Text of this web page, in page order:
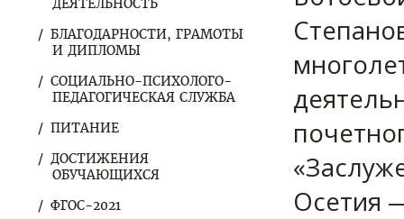
ДЕЯТЕЛЬНОСТЬ
БЛАГОДАРНОСТИ, ГРАМОТЫ
И ДИПЛОМЫ
СОЦИАЛЬНО-ПСИХОЛОГО-
ПЕДАГОГИЧЕСКАЯ СЛУЖБА
ПИТАНИЕ
ДОСТИЖЕНИЯ
ОБУЧАЮЩИХСЯ
ФГОС-2021
Осетия